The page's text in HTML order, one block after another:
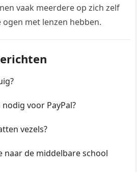
vaak meerdere op zich zelf
met lenzen hebben.
voor PayPal?
vezels?
naar de middelbare school